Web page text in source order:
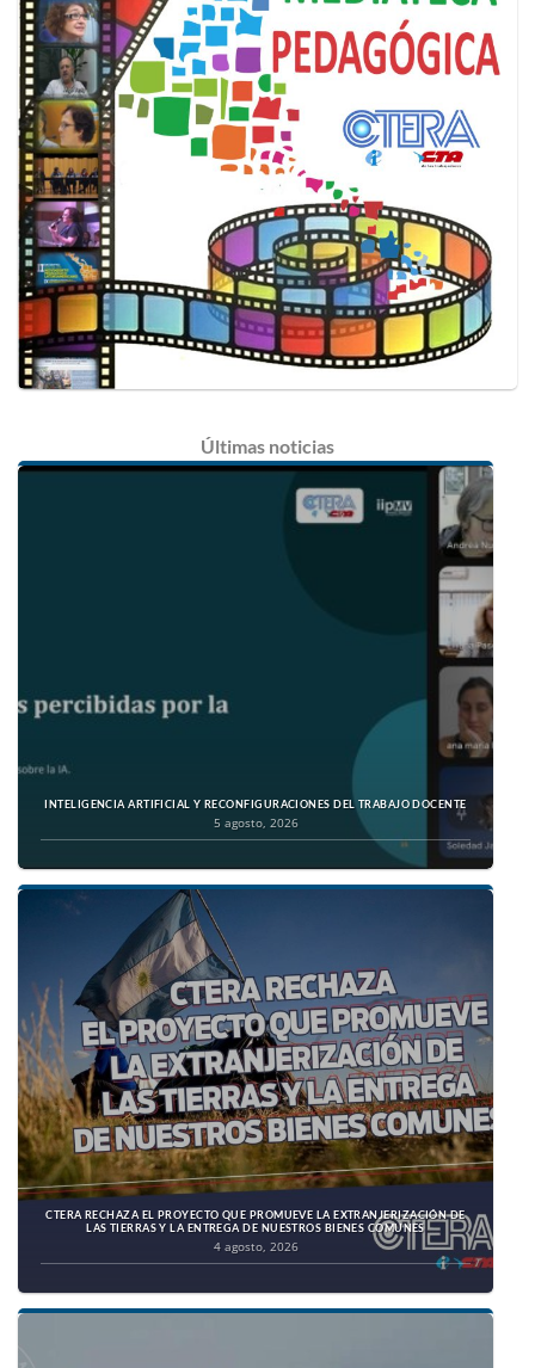
Últimas noticias
INTELIGENCIA ARTIFICIAL Y RECONFIGURACIONES DEL TRABAJO DOCENTE
5 agosto, 2026
CTERA RECHAZA EL PROYECTO QUE PROMUEVE LA EXTRANJERIZACIÓN DE
LAS TIERRAS Y LA ENTREGA DE NUESTROS BIENES COMUNES
4 agosto, 2026